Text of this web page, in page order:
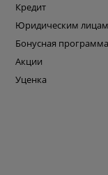
Кредит
Юридическим лицам
Бонусная программа
Акции
Уценка